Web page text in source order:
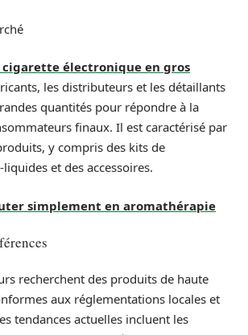
cigarette électronique en gros
les distributeurs et les détaillants
quantités pour répondre à la
finaux. Il est caractérisé par
y compris des kits de
et des accessoires.
simplement en aromathérapie
recherchent des produits de haute
aux réglementations locales et
tendances actuelles incluent les